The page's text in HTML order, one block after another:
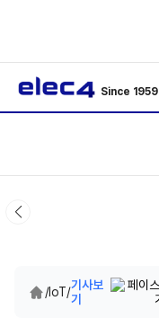
Since 1959
/IoT/기사보
기